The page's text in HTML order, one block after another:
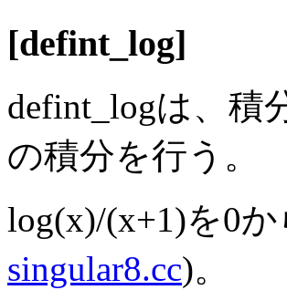
[defint_log]
defint_logは、積
の積分を行う。
log(x)/(x+1)を0
singular8.cc)。